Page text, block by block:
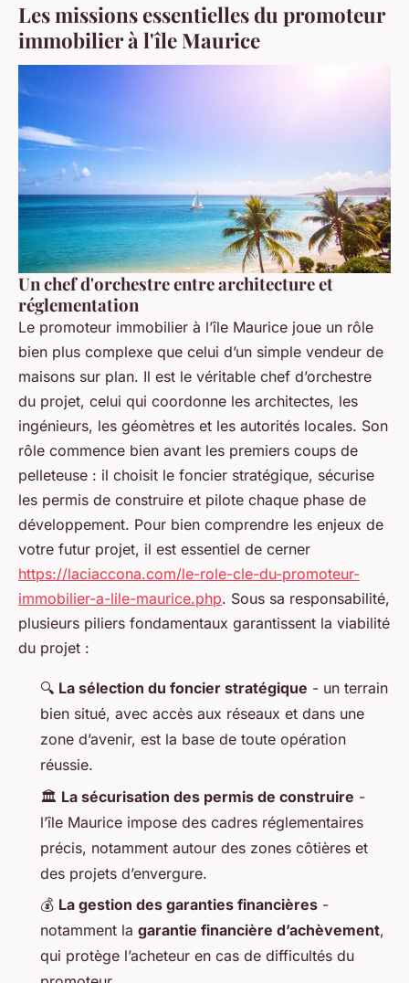
Les missions essentielles du promoteur
immobilier à l'île Maurice
Un chef d'orchestre entre architecture et
réglementation
Le promoteur immobilier à l’île Maurice joue un rôle
bien plus complexe que celui d’un simple vendeur de
maisons sur plan. Il est le véritable chef d’orchestre
du projet, celui qui coordonne les architectes, les
ingénieurs, les géomètres et les autorités locales. Son
rôle commence bien avant les premiers coups de
pelleteuse : il choisit le foncier stratégique, sécurise
les permis de construire et pilote chaque phase de
développement. Pour bien comprendre les enjeux de
votre futur projet, il est essentiel de cerner
https://laciaccona.com/le-role-cle-du-promoteur-
immobilier-a-lile-maurice.php. Sous sa responsabilité,
plusieurs piliers fondamentaux garantissent la viabilité
du projet :
🔍 La sélection du foncier stratégique - un terrain
bien situé, avec accès aux réseaux et dans une
zone d’avenir, est la base de toute opération
réussie.
🏛️ La sécurisation des permis de construire -
l’île Maurice impose des cadres réglementaires
précis, notamment autour des zones côtières et
des projets d’envergure.
💰 La gestion des garanties financières -
notamment la garantie financière d’achèvement,
qui protège l’acheteur en cas de difficultés du